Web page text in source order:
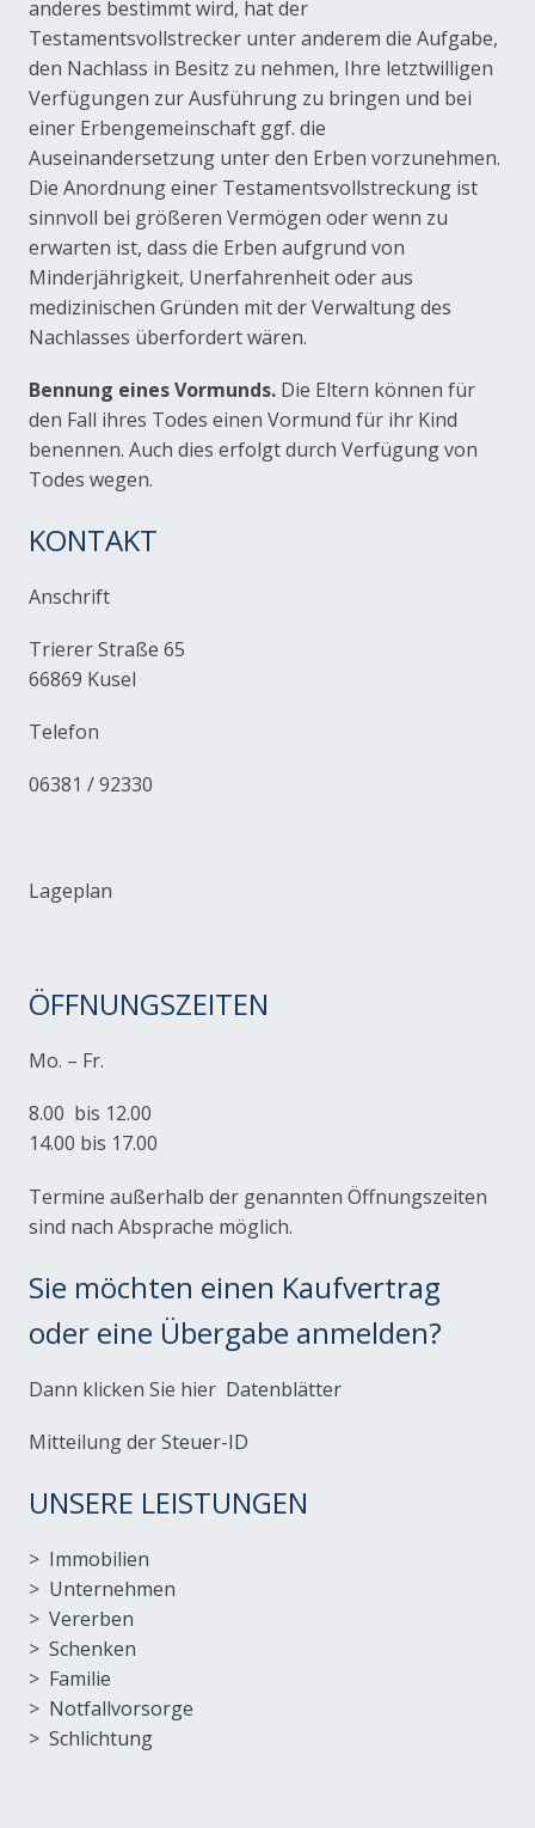
anderes bestimmt wird, hat der
Testamentsvollstrecker unter anderem die Aufgabe,
den Nachlass in Besitz zu nehmen, Ihre letztwilligen
Verfügungen zur Ausführung zu bringen und bei
einer Erbengemeinschaft ggf. die
Auseinandersetzung unter den Erben vorzunehmen.
Die Anordnung einer Testamentsvollstreckung ist
sinnvoll bei größeren Vermögen oder wenn zu
erwarten ist, dass die Erben aufgrund von
Minderjährigkeit, Unerfahrenheit oder aus
medizinischen Gründen mit der Verwaltung des
Nachlasses überfordert wären.
Bennung eines Vormunds. Die Eltern können für
den Fall ihres Todes einen Vormund für ihr Kind
benennen. Auch dies erfolgt durch Verfügung von
Todes wegen.
KONTAKT
Anschrift
Trierer Straße 65
66869 Kusel
Telefon
06381 / 92330
Lageplan
ÖFFNUNGSZEITEN
Mo. – Fr.
8.00 bis 12.00
14.00 bis 17.00
Termine außerhalb der genannten Öffnungszeiten
sind nach Absprache möglich.
Sie möchten einen Kaufvertrag
oder eine Übergabe anmelden?
Dann klicken Sie hier Datenblätter
Mitteilung derSteuer-ID
UNSERE LEISTUNGEN
> Immobilien
> Unternehmen
> Vererben
> Schenken
> Familie
> Notfallvorsorge
> Schlichtung